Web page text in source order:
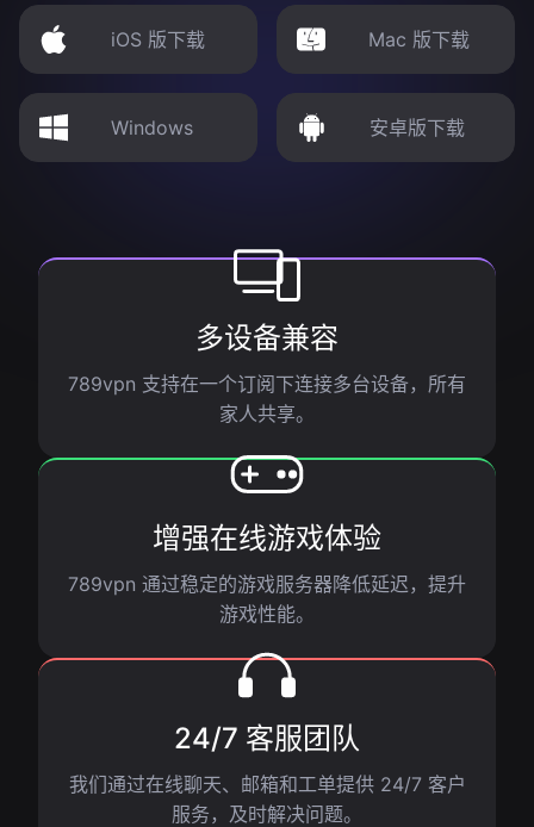
iOS 版下载 Mac 版下载
Windows 安卓版下载
多设备兼容
789vpn 支持在一个订阅下连接多台设备，所有
家人共享。
增强在线游戏体验
789vpn 通过稳定的游戏服务器降低延迟，提升
游戏性能。
24/7 客服团队
我们通过在线聊天、邮箱和工单提供 24/7 客户
服务，及时解决问题。